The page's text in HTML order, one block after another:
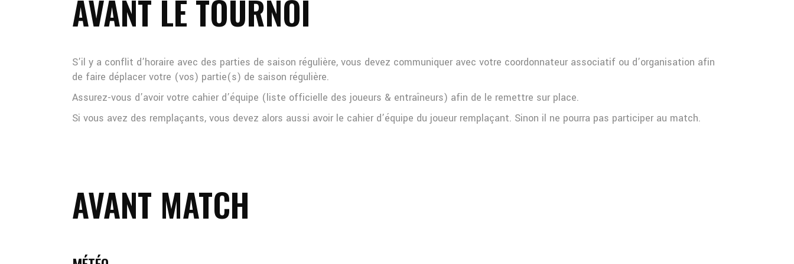
AVANT LE TOURNOI
S’il y a conflit d’horaire avec des parties de saison régulière, vous devez communiquer avec votre coordonnateur associatif ou d’organisation afin
de faire déplacer votre (vos) partie(s) de saison régulière.
Assurez-vous d’avoir votre cahier d’équipe (liste officielle des joueurs & entraîneurs) afin de le remettre sur place.
Si vous avez des remplaçants, vous devez alors aussi avoir le cahier d’équipe du joueur remplaçant. Sinon il ne pourra pas participer au match.
AVANT MATCH